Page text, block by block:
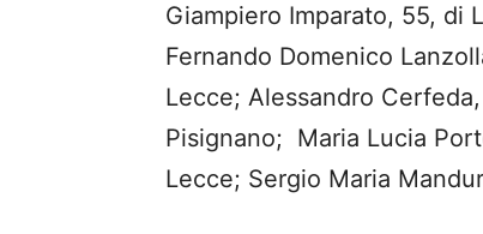
Giampiero Imparato, 55, di
Fernando Domenico
Lecce; Alessandro
Pisignano; Maria Lucia
Lecce; Sergio Maria